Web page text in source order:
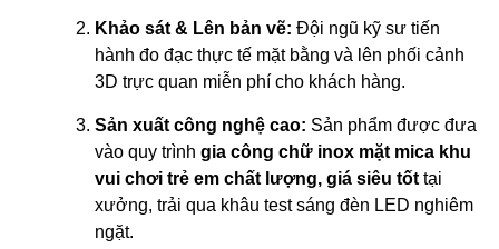
Khảo sát & Lên bản vẽ: Đội ngũ kỹ sư tiến
hành đo đạc thực tế mặt bằng và lên phối cảnh
3D trực quan miễn phí cho khách hàng.
Sản xuất công nghệ cao: Sản phẩm được đưa
vào quy trình gia công chữ inox mặt mica khu
vui chơi trẻ em chất lượng, giá siêu tốt tại
xưởng, trải qua khâu test sáng đèn LED nghiêm
ngặt.